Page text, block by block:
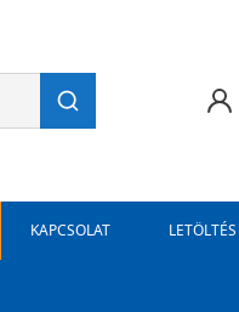
KAPCSOLAT LETÖLTÉS